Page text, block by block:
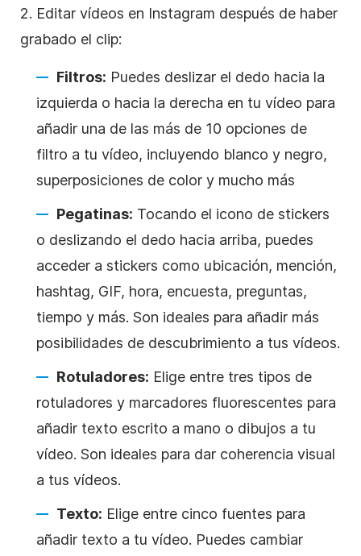
2. Editar vídeos en Instagram después de haber
grabado el clip:
Filtros: Puedes deslizar el dedo hacia la
izquierda o hacia la derecha en tu vídeo para
añadir una de las más de 10 opciones de
filtro a tu vídeo, incluyendo blanco y negro,
superposiciones de color y mucho más
Pegatinas: Tocando el icono de stickers
o deslizando el dedo hacia arriba, puedes
acceder a stickers como ubicación, mención,
hashtag, GIF, hora, encuesta, preguntas,
tiempo y más. Son ideales para añadir más
posibilidades de descubrimiento a tus vídeos.
Rotuladores: Elige entre tres tipos de
rotuladores y marcadores fluorescentes para
añadir texto escrito a mano o dibujos a tu
vídeo. Son ideales para dar coherencia visual
a tus vídeos.
Texto: Elige entre cinco fuentes para
añadir texto a tu vídeo. Puedes cambiar